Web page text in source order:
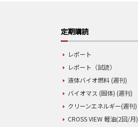
定期購読
レポート
レポート（試読）
液体バイオ燃料 (週刊)
バイオマス (固体) (週刊)
クリーンエネルギー(週刊)
CROSS VIEW 軽油(2回/月)